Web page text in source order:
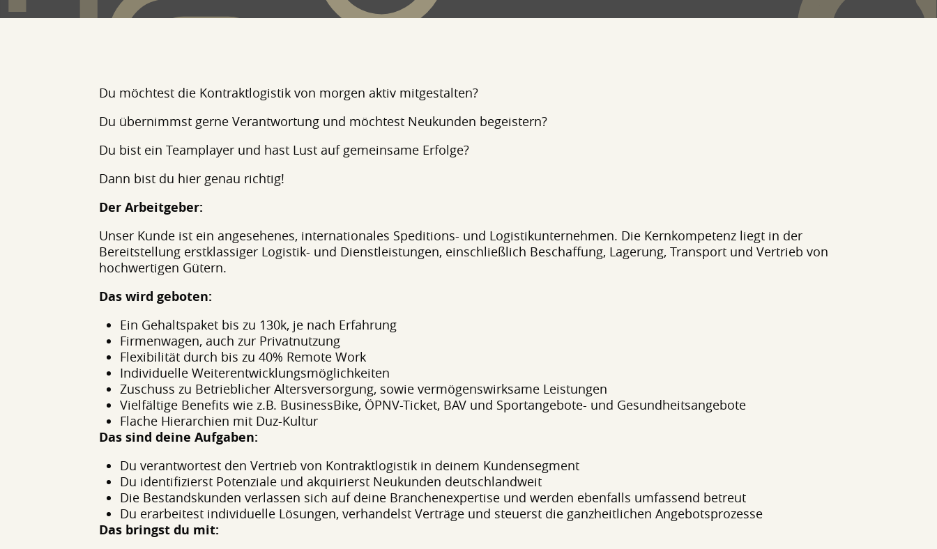
Du möchtest die Kontraktlogistik von morgen aktiv mitgestalten?
Du übernimmst gerne Verantwortung und möchtest Neukunden begeistern?
Du bist ein Teamplayer und hast Lust auf gemeinsame Erfolge?
Dann bist du hier genau richtig!
Der Arbeitgeber:
Unser Kunde ist ein angesehenes, internationales Speditions- und Logistikunternehmen. Die Kernkompetenz liegt in der
Bereitstellung erstklassiger Logistik- und Dienstleistungen, einschließlich Beschaffung, Lagerung, Transport und Vertrieb von
hochwertigen Gütern.
Das wird geboten:
Ein Gehaltspaket bis zu 130k, je nach Erfahrung
Firmenwagen, auch zur Privatnutzung
Flexibilität durch bis zu 40% Remote Work
Individuelle Weiterentwicklungsmöglichkeiten
Zuschuss zu Betrieblicher Altersversorgung, sowie vermögenswirksame Leistungen
Vielfältige Benefits wie z.B. BusinessBike, ÖPNV-Ticket, BAV und Sportangebote- und Gesundheitsangebote
Flache Hierarchien mit Duz-Kultur
Das sind deine Aufgaben:
Du verantwortest den Vertrieb von Kontraktlogistik in deinem Kundensegment
Du identifizierst Potenziale und akquirierst Neukunden deutschlandweit
Die Bestandskunden verlassen sich auf deine Branchenexpertise und werden ebenfalls umfassend betreut
Du erarbeitest individuelle Lösungen, verhandelst Verträge und steuerst die ganzheitlichen Angebotsprozesse
Das bringst du mit: